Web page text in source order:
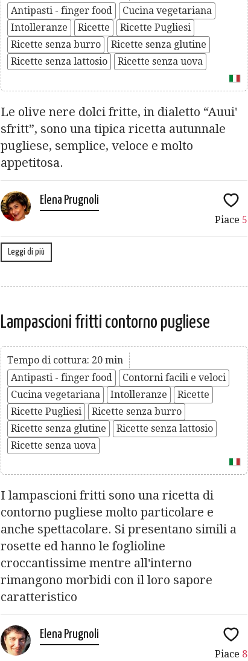
Antipasti - finger food
Cucina vegetariana
Intolleranze
Ricette
Ricette Pugliesi
Ricette senza burro
Ricette senza glutine
Ricette senza lattosio
Ricette senza uova
Le olive nere dolci fritte, in dialetto “Auui'
sfritt”, sono una tipica ricetta autunnale
pugliese, semplice, veloce e molto
appetitosa.
Elena Prugnoli
Piace 5
Leggi di più
Lampascioni fritti contorno pugliese
Tempo di cottura: 20 min
Antipasti - finger food
Contorni facili e veloci
Cucina vegetariana
Intolleranze
Ricette
Ricette Pugliesi
Ricette senza burro
Ricette senza glutine
Ricette senza lattosio
Ricette senza uova
I lampascioni fritti sono una ricetta di
contorno pugliese molto particolare e
anche spettacolare. Si presentano simili a
rosette ed hanno le foglioline
croccantissime mentre all'interno
rimangono morbidi con il loro sapore
caratteristico
Elena Prugnoli
Piace 8